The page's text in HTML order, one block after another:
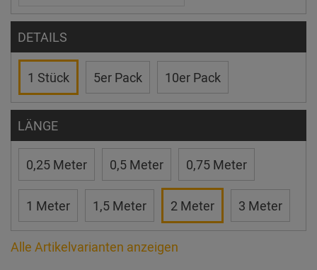
DETAILS
1 Stück 5er Pack 10er Pack
LÄNGE
0,25 Meter 0,5 Meter 0,75 Meter
1 Meter 1,5 Meter 2 Meter 3 Meter
Alle Artikelvarianten anzeigen